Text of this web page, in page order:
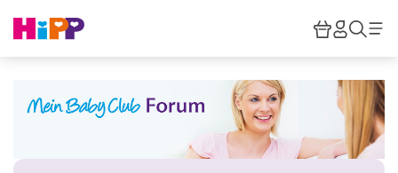
HiPP